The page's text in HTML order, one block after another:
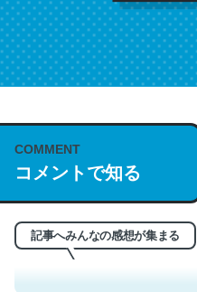
COMMENT
コメントで知る
記事へみんなの感想が集まる
これは名文。彼はとてもク
う。英語少しでも読める人
れ好き。Let’s Fucking
─今のこの状況が信じられるかい